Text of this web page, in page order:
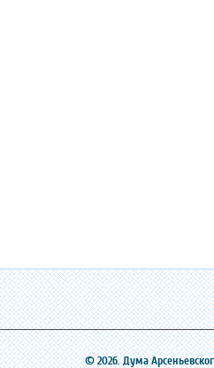
© 2026. Дума